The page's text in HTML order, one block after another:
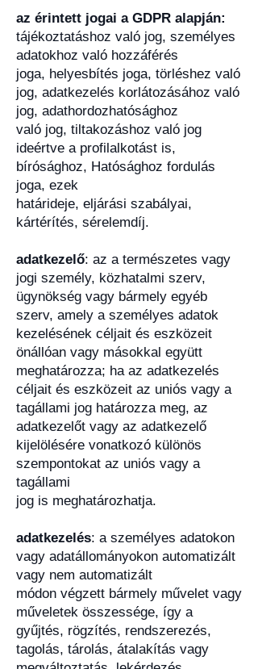
az érintett jogai a GDPR alapján:
tájékoztatáshoz való jog, személyes
adatokhoz való hozzáférés
joga, helyesbítés joga, törléshez való
jog, adatkezelés korlátozásához való
jog, adathordozhatósághoz
való jog, tiltakozáshoz való jog
ideértve a profilalkotást is,
bírósághoz, Hatósághoz fordulás
joga, ezek
határideje, eljárási szabályai,
kártérítés, sérelemdíj.
adatkezelő: az a természetes vagy
jogi személy, közhatalmi szerv,
ügynökség vagy bármely egyéb
szerv, amely a személyes adatok
kezelésének céljait és eszközeit
önállóan vagy másokkal együtt
meghatározza; ha az adatkezelés
céljait és eszközeit az uniós vagy a
tagállami jog határozza meg, az
adatkezelőt vagy az adatkezelő
kijelölésére vonatkozó különös
szempontokat az uniós vagy a
tagállami
jog is meghatározhatja.
adatkezelés: a személyes adatokon
vagy adatállományokon automatizált
vagy nem automatizált
módon végzett bármely művelet vagy
műveletek összessége, így a
gyűjtés, rögzítés, rendszerezés,
tagolás, tárolás, átalakítás vagy